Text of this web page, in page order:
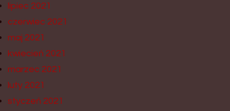
lipiec 2021
czerwiec 2021
maj 2021
kwiecień 2021
marzec 2021
luty 2021
styczeń 2021